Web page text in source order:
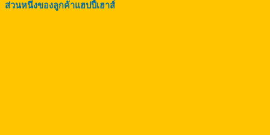
ส่วนหนึ่งของลูกค้าแฮปปี้เฮาส์